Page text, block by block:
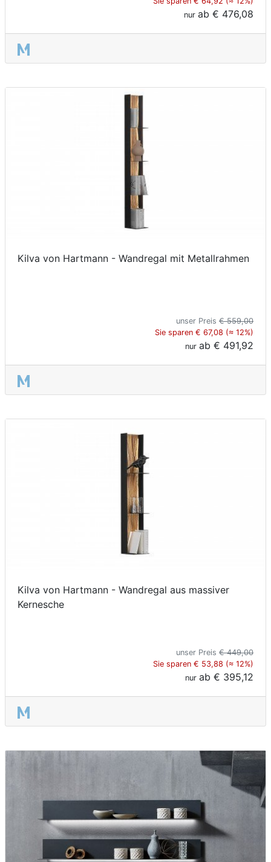
nur ab € 476,08
Kilva von Hartmann - Wandregal mit Metallrahmen
unser Preis € 559,00
Sie sparen € 67,08 (≈ 12%)
nur ab € 491,92
Kilva von Hartmann - Wandregal aus massiver
Kernesche
unser Preis € 449,00
Sie sparen € 53,88 (≈ 12%)
nur ab € 395,12